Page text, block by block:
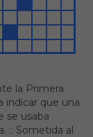
la Primera
indicar que una
se usaba
:: Sometida al